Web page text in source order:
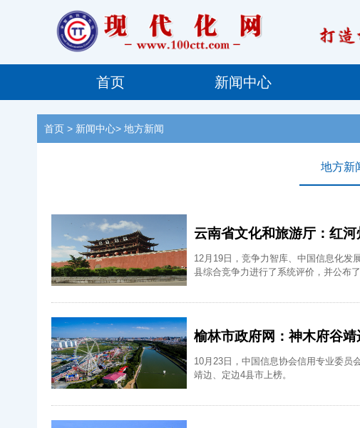
首页 新闻中心
首页 > 新闻中心> 地方新闻
地方新
云南省文化和旅游厅：红
12月19日，竞争力智库、中国信息化发
县综合竞争力进行了系统评价，并公布
榆林市政府网：神木府谷
10月23日，中国信息协会信用专业委员
靖边、定边4县市上榜。